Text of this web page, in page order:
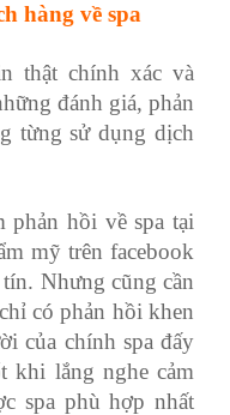
hàng về spa
thật chính xác và
đánh giá, phản
từng sử dụng dịch
phản hồi về spa tại
mỹ trên facebook
Nhưng cũng cần
có phản hồi khen
của chính spa đấy
khi lắng nghe cảm
spa phù hợp nhất